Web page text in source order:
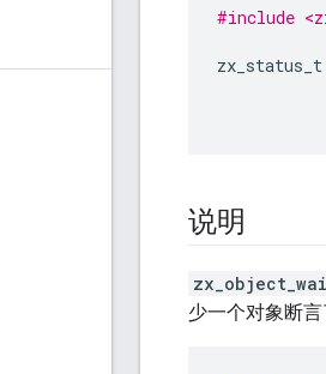
#include
zx_status_t
说明
少一个对象断